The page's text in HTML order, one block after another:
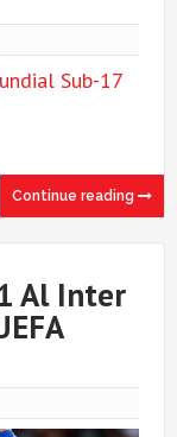
Continue reading
Al Inter